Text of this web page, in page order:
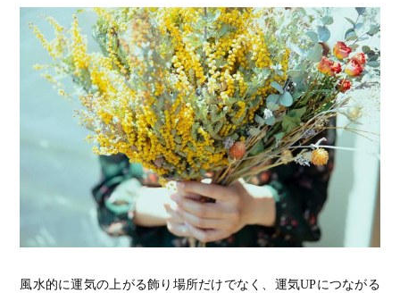
風水的に運気の上がる飾り場所だけでなく、運気UPにつながる